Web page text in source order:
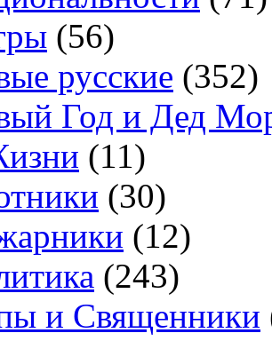
(56)
русские (352)
Год и Дед
(11)
(30)
(12)
(243)
и Священники